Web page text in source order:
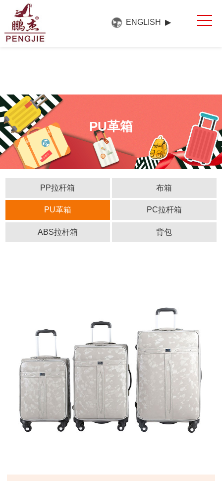
联系方式
ENGLISH ▶
PU革箱
PP拉杆箱 布箱
PU革箱 PC拉杆箱
ABS拉杆箱 背包